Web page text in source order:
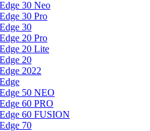
30 Neo
30 Pro
30
20 Pro
20 Lite
20
2022
50 NEO
60 PRO
60 FUSION
70